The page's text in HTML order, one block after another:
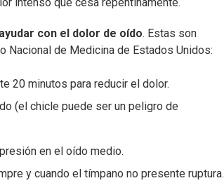
ayudar con el dolor de oído. Estas son
de Medicina de Estados Unidos:
20 minutos para reducir el dolor.
(el chicle puede ser un peligro de
en el oído medio.
y cuando el tímpano no presente ruptura.